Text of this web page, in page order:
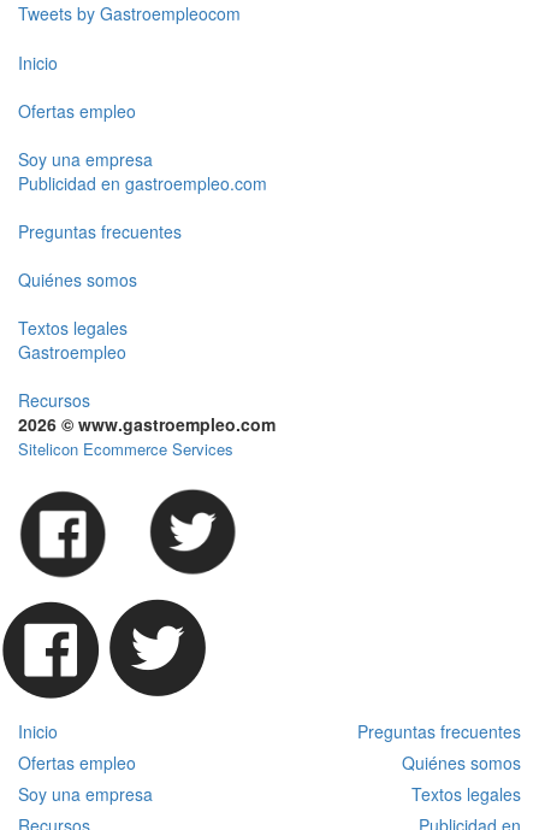
Tweets by Gastroempleocom
Inicio
Ofertas empleo
Soy una empresa
Publicidad en gastroempleo.com
Preguntas frecuentes
Quiénes somos
Textos legales
Gastroempleo
Recursos
2026 © www.gastroempleo.com
Sitelicon Ecommerce Services
Inicio
Preguntas frecuentes
Ofertas empleo
Quiénes somos
Soy una empresa
Textos legales
Recursos
Publicidad en